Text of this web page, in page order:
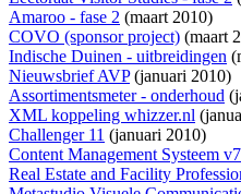
Amaroo - fase 2 (maart 2010)
COVO (sponsor project) (maart
Indische Duinen - uitbreidingen
Nieuwsbrief AVP(januari 2010)
Assortimentsmeter - onderhoud
XML koppeling whizzer.nl
Challenger 11 (januari 2010)
Content Management Systeem v7
Real Estate and Facility